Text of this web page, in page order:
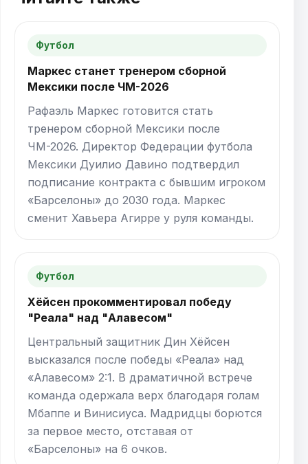
Футбол
Маркес станет тренером сборной
Мексики после ЧМ-2026
Рафаэль Маркес готовится стать
тренером сборной Мексики после
ЧМ-2026. Директор Федерации футбола
Мексики Дуилио Давино подтвердил
подписание контракта с бывшим игроком
«Барселоны» до 2030 года. Маркес
сменит Хавьера Агирре у руля команды.
Футбол
Хёйсен прокомментировал победу
"Реала" над "Алавесом"
Центральный защитник Дин Хёйсен
высказался после победы «Реала» над
«Алавесом» 2:1. В драматичной встрече
команда одержала верх благодаря голам
Мбаппе и Винисиуса. Мадридцы борются
за первое место, отставая от
«Барселоны» на 6 очков.